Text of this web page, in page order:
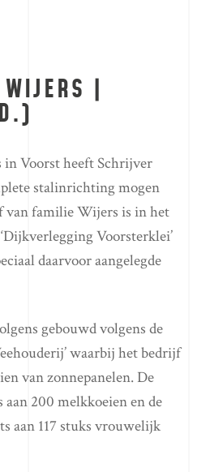
WIJERS |
Voorst heeft Schrijver
stalinrichting mogen
van familie Wijers is in het
Voorsterklei’
daarvoor aangelegde
gebouwd volgens de
waarbij het bedrijf
van zonnepanelen. De
200 melkkoeien en de
aan 117 stuks vrouwelijk